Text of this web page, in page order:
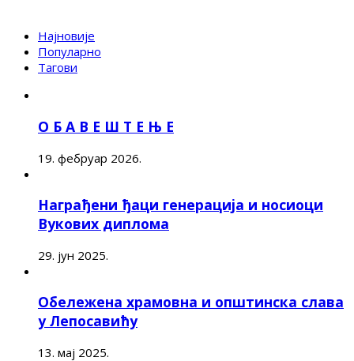
Најновије
Популарно
Тагови
О Б А В Е Ш Т Е Њ Е
19. фебруар 2026.
Награђени ђаци генерација и носиоци
Вукових диплома
29. јун 2025.
Обележена храмовна и општинска слава
у Лепосавићу
13. мај 2025.